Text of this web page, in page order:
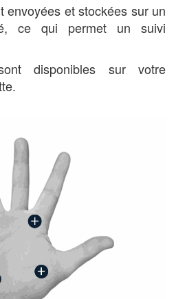
envoyées et stockées sur un
ce qui permet un suivi
disponibles sur votre